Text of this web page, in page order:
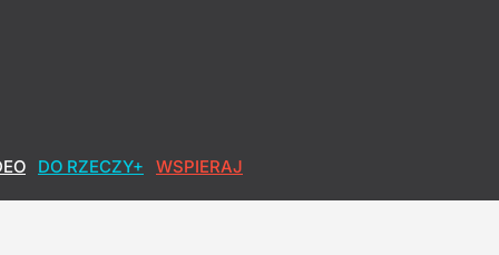
DO RZECZY+ WSPIERAJ
więcej pieniędzy